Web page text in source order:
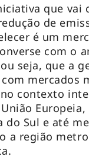
que vai
de
é um
com o
seja, que a
mercados
contexto
do Sul e até
a região